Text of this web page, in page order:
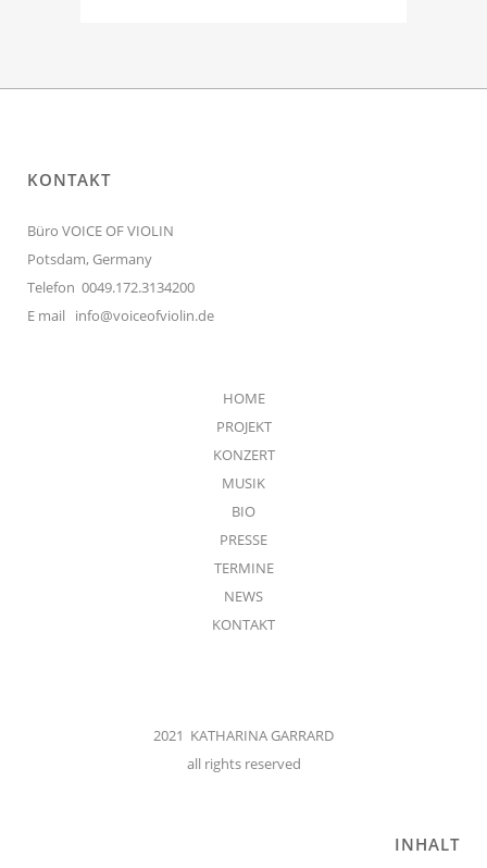
KONTAKT
Büro VOICE OF VIOLIN
Potsdam, Germany
Telefon 0049.172.3134200
E mail info@voiceofviolin.de
HOME
PROJEKT
KONZERT
MUSIK
BIO
PRESSE
TERMINE
NEWS
KONTAKT
2021 KATHARINA GARRARD
all rights reserved
INHALT